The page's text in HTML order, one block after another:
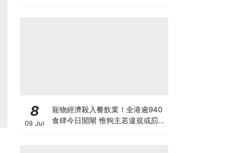
8
09 Jul
寵物經濟殺入餐飲業！全港逾940
食肆今日開閘 惟狗主若違規或罰款